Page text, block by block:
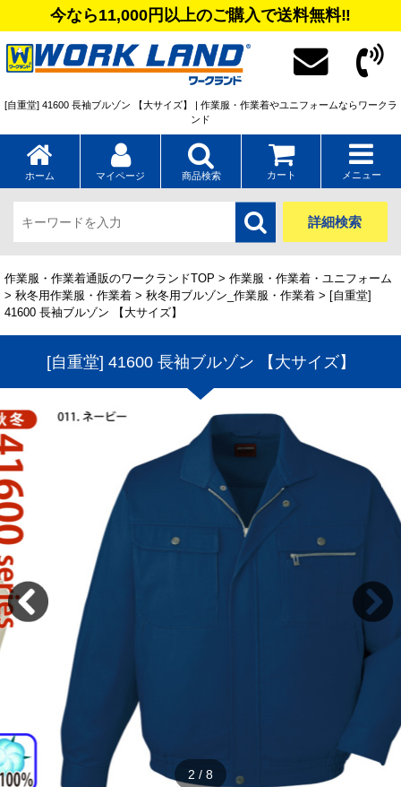
今なら11,000円以上のご購入で送料無料‼
[自重堂] 41600 長袖ブルゾン 【大サイズ】 | 作業服・作業着やユニフォームならワークラ
ンド
ホーム マイページ 商品検索 カート メニュー
詳細検索
作業服・作業着通販のワークランドTOP > 作業服・作業着・ユニフォーム
> 秋冬用作業服・作業着 > 秋冬用ブルゾン_作業服・作業着 > [自重堂]
41600 長袖ブルゾン 【大サイズ】
[自重堂] 41600 長袖ブルゾン 【大サイズ】
2 / 8